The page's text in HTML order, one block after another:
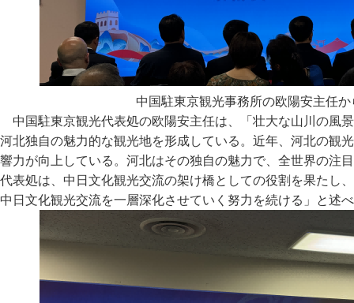
中国駐東京観光事務所の欧陽安主任
中国駐東京観光代表処の欧陽安主任は、「壮大な山川の風
河北独自の魅力的な観光地を形成している。近年、河北の観
響力が向上している。河北はその独自の魅力で、全世界の注
代表処は、中日文化観光交流の架け橋としての役割を果たし
中日文化観光交流を一層深化させていく努力を続ける」と述